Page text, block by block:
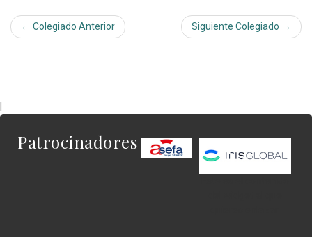
← Colegiado Anterior Siguiente Colegiado →
Patrocinadores